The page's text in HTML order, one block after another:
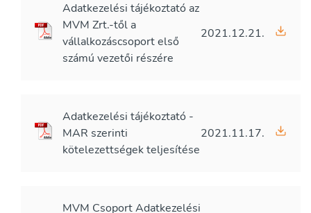
Adatkezelési tájékoztató az
MVM Zrt.-től a
vállalkozáscsoport első
számú vezetői részére
2021.12.21.
Adatkezelési tájékoztató -
MAR szerinti
kötelezettségek teljesítése
2021.11.17.
MVM Csoport Adatkezelési